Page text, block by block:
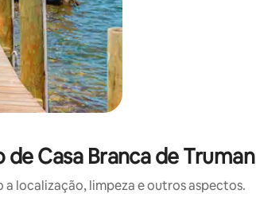
Casa Branca de Truman
localização, limpeza e outros aspectos.